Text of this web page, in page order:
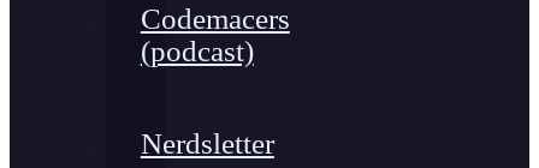
Codemacers
(podcast)
Nerdsletter